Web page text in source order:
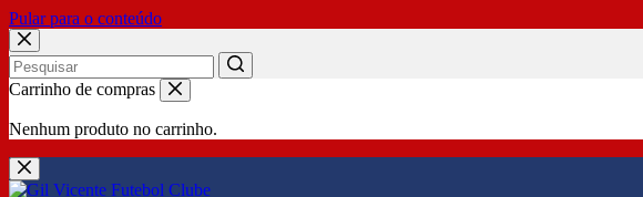
Pular para o conteúdo
No
Carrinho de compras
Nenhum produto no carrinho.